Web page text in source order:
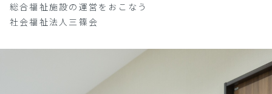
総合福祉施設の運営をおこなう
社会福祉法人三篠会